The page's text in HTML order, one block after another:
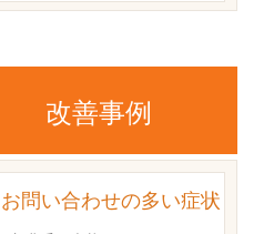
改善事例
お問い合わせの多い症状